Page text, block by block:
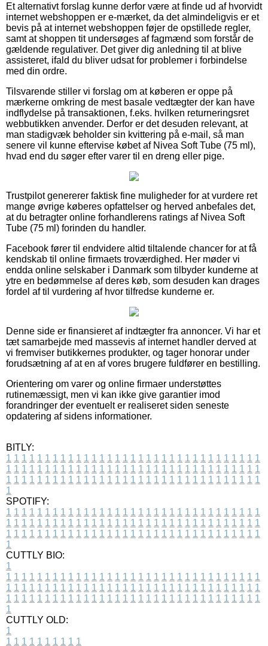
Et alternativt forslag kunne derfor være at finde ud af hvorvidt
internet webshoppen er e-mærket, da det almindeligvis er et
bevis på at internet webshoppen føjer de opstillede regler,
samt at shoppen tit undersøges af fagmænd som forstår de
gældende regulativer. Det giver dig anledning til at blive
assisteret, ifald du bliver udsat for problemer i forbindelse
med din ordre.
Tilsvarende stiller vi forslag om at køberen er oppe på
mærkerne omkring de mest basale vedtægter der kan have
indflydelse på transaktionen, f.eks. hvilken returneringsret
webbutikken anvender. Derfor er det desuden relevant, at
man stadigvæk beholder sin kvittering på e-mail, så man
senere vil kunne eftervise købet af Nivea Soft Tube (75 ml),
hvad end du søger efter varer til en dreng eller pige.
Trustpilot genererer faktisk fine muligheder for at vurdere ret
mange øvrige køberes opfattelser og herved anbefales det,
at du betragter online forhandlerens ratings af Nivea Soft
Tube (75 ml) forinden du handler.
Facebook fører til endvidere altid tiltalende chancer for at få
kendskab til online firmaets troværdighed. Her møder vi
endda online selskaber i Danmark som tilbyder kunderne at
ytre en bedømmelse af deres køb, som desuden kan drages
fordel af til vurdering af hvor tilfredse kunderne er.
Denne side er finansieret af indtægter fra annoncer. Vi har et
tæt samarbejde med massevis af internet handler derved at
vi fremviser butikkernes produkter, og tager honorar under
forudsætning af at en af vores brugere fuldfører en bestilling.
Orientering om varer og online firmaer understøttes
rutinemæssigt, men vi kan ikke give garantier imod
forandringer der eventuelt er realiseret siden seneste
opdatering af sidens informationer.
BITLY:
1 1 1 1 1 1 1 1 1 1 1 1 1 1 1 1 1 1 1 1 1 1 1 1 1 1 1 1 1 1 1 1 1
1 1 1 1 1 1 1 1 1 1 1 1 1 1 1 1 1 1 1 1 1 1 1 1 1 1 1 1 1 1 1 1 1
1 1 1 1 1 1 1 1 1 1 1 1 1 1 1 1 1 1 1 1 1 1 1 1 1 1 1 1 1 1 1 1 1
1
SPOTIFY:
1 1 1 1 1 1 1 1 1 1 1 1 1 1 1 1 1 1 1 1 1 1 1 1 1 1 1 1 1 1 1 1 1
1 1 1 1 1 1 1 1 1 1 1 1 1 1 1 1 1 1 1 1 1 1 1 1 1 1 1 1 1 1 1 1 1
1 1 1 1 1 1 1 1 1 1 1 1 1 1 1 1 1 1 1 1 1 1 1 1 1 1 1 1 1 1 1 1 1
1
CUTTLY BIO:
1
1 1 1 1 1 1 1 1 1 1 1 1 1 1 1 1 1 1 1 1 1 1 1 1 1 1 1 1 1 1 1 1 1
1 1 1 1 1 1 1 1 1 1 1 1 1 1 1 1 1 1 1 1 1 1 1 1 1 1 1 1 1 1 1 1 1
1 1 1 1 1 1 1 1 1 1 1 1 1 1 1 1 1 1 1 1 1 1 1 1 1 1 1 1 1 1 1 1 1
1
CUTTLY OLD:
1
1 1 1 1 1 1 1 1 1 1